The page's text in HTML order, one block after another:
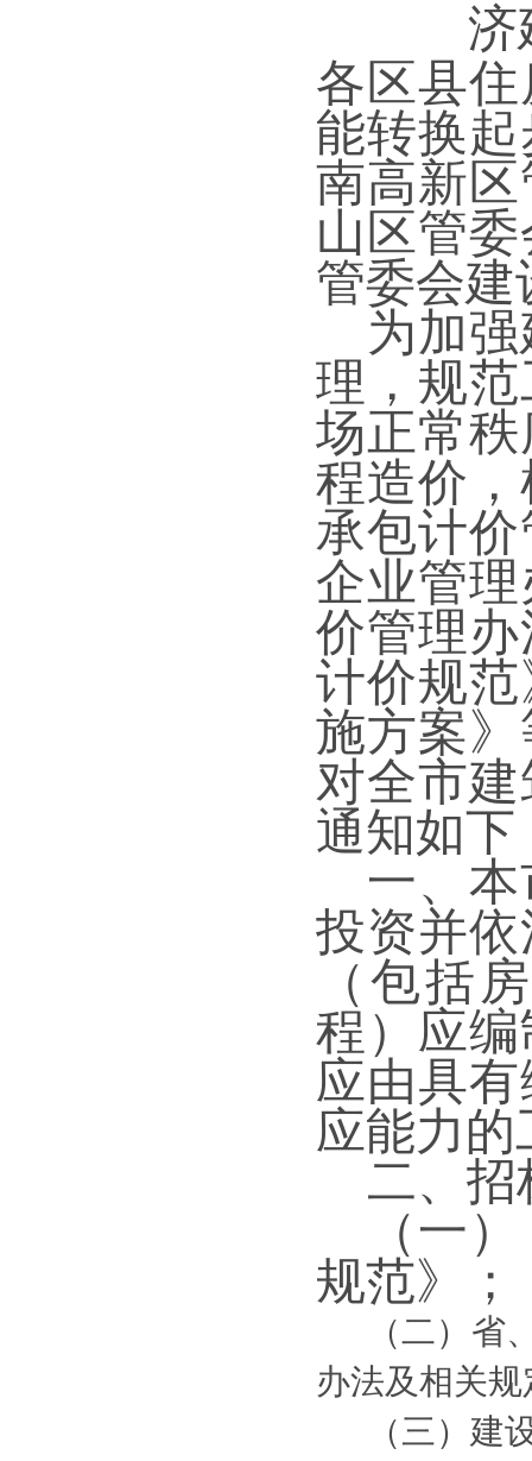
济
各区县住
能转换
南高新区
山区管委
管委会建
为加强
理，规
场正常
程造价
承包计
企业管
价管理
计价规
施方案
对全市
通知如下
一、
投资并依
（包括
程） 应
应由具
应能力的
二、 招
（一
规范》
；
（二）省
办法及相关规
（三）建